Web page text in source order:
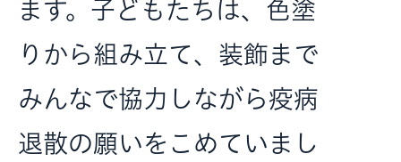
ます。子どもたちは、色塗
りから組み立て、装飾まで
みんなで協力しながら疫病
退散の願いをこめていまし